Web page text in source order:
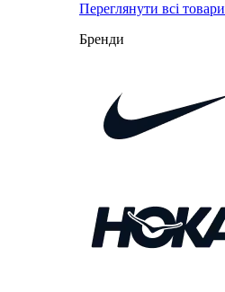
Переглянути всі товари
Бренди